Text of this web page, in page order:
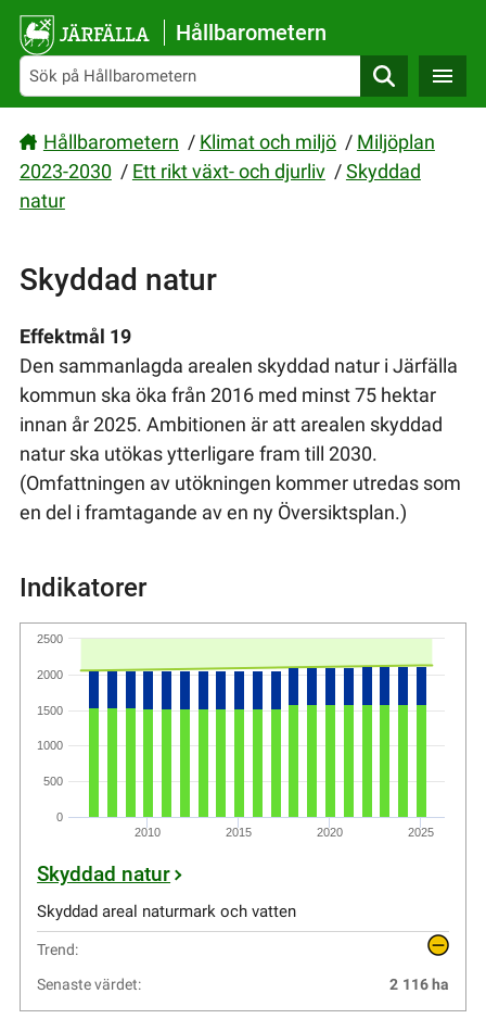
Gå direkt till sidans innehåll
Hållbarometern
Sök
Hållbarometern / Klimat och miljö / Miljöplan
2023-2030 / Ett rikt växt- och djurliv /Skyddad
natur
Skyddad natur
Effektmål 19
Den sammanlagda arealen skyddad natur i Järfälla
kommun ska öka från 2016 med minst 75 hektar
innan år 2025. Ambitionen är att arealen skyddad
natur ska utökas ytterligare fram till 2030.
(Omfattningen av utökningen kommer utredas som
en del i framtagande av en ny Översiktsplan.)
Indikatorer
2010 2015 2020 2025
0
500
1000
1500
2000
2500
Skyddad natur
Skyddad areal naturmark och vatten
Trend:
Senaste värdet:
2 116ha